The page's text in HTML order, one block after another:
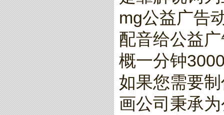
mg公益广告
配音给公益
概一分钟
如果您需要
画公司秉承